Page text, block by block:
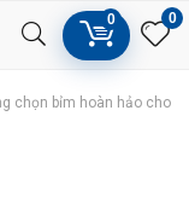
0 0
chọn bỉm hoàn hảo cho